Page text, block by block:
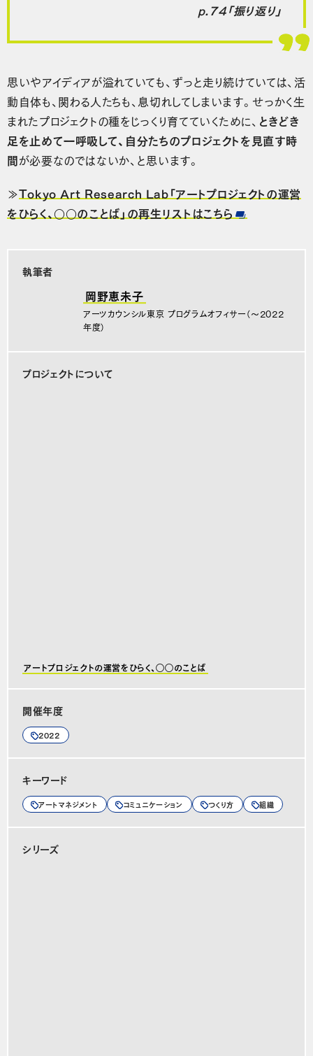
p.74「振り返り」
思いやアイディアが溢れていても、ずっと走り続けていては、活
動自体も、関わる人たちも、息切れしてしまいます。せっかく生
まれたプロジェクトの種をじっくり育てていくために、 ときどき
足を止めて一呼吸して、自分たちのプロジェクトを見直す時
間が必要なのではないか、と思います。
≫Tokyo Art Research Lab「アートプロジェクトの運営
をひらく、○○のことば」の再生リストはこちら
執筆者
岡野恵未子
アーツカウンシル東京 プログラムオフィサー（〜2022
年度）
プロジェクトについて
アートプロジェクトの運営をひらく、◯◯のことば
開催年度
2022
キーワード
アートマネジメント コミュニケーション つくり方 組織
シリーズ